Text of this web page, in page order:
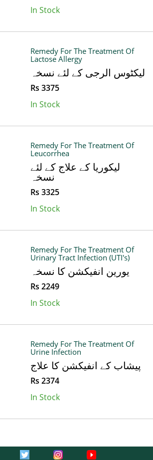
In Stock
Remedy For The Treatment Of
Lactose Allergy
لیکٹوس الرجی کے لئے نسخہ
Rs 3375
In Stock
Remedy For The Treatment Of
Leucorrhea
لیکوریا کے علاج کے لئے
نسخہ
Rs 3325
In Stock
Remedy For The Treatment Of
Urinary Tract Infection (UTI's)
یورین انفیکشن کا نسخہ
Rs 2249
In Stock
Remedy For The Treatment Of
Urine Infection
پیشاب کے انفیکشن کا علاج
Rs 2374
In Stock